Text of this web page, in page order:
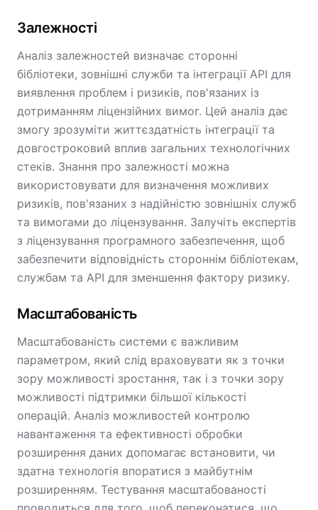
Залежності
Аналіз залежностей визначає сторонні
бібліотеки, зовнішні служби та інтеграції API для
виявлення проблем і ризиків, пов'язаних із
дотриманням ліцензійних вимог. Цей аналіз дає
змогу зрозуміти життєздатність інтеграції та
довгостроковий вплив загальних технологічних
стеків. Знання про залежності можна
використовувати для визначення можливих
ризиків, пов'язаних з надійністю зовнішніх служб
та вимогами до ліцензування. Залучіть експертів
з ліцензування програмного забезпечення, щоб
забезпечити відповідність стороннім бібліотекам,
службам та API для зменшення фактору ризику.
Масштабованість
Масштабованість системи є важливим
параметром, який слід враховувати як з точки
зору можливості зростання, так і з точки зору
можливості підтримки більшої кількості
операцій. Аналіз можливостей контролю
навантаження та ефективності обробки
розширення даних допомагає встановити, чи
здатна технологія впоратися з майбутнім
розширенням. Тестування масштабованості